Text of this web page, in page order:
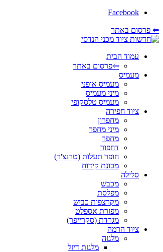
Facebook
⬅ פרסום באתר
עמוד הבית
⇦פרסום באתר
מעמיס
מעמיס אופני
מיני מעמיס
מעמיס טלסקופי
ציוד חפירה
מחפרון
מיני מחפר
מחפר
דחפור
חופר תעלות (טרנצ'ר)
מכונת קידוח
סלילה
מכבש
מפלסת
מקרצפות כביש
מפזרת אספלט
מגרדת (סקרייפר)
ציוד הרמה
מלגזה
מלגזת דיזל